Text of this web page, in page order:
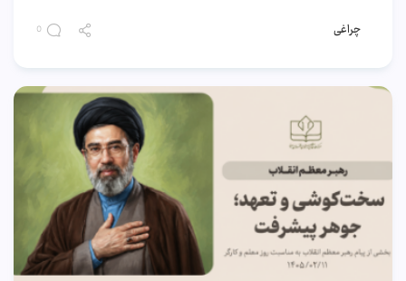
چراغی 0